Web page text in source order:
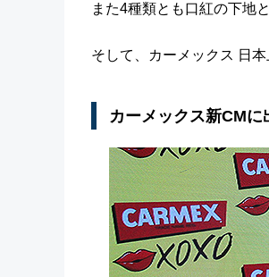
また4種類とも口紅の下地
そして、カーメックス 日
カーメックス新CM